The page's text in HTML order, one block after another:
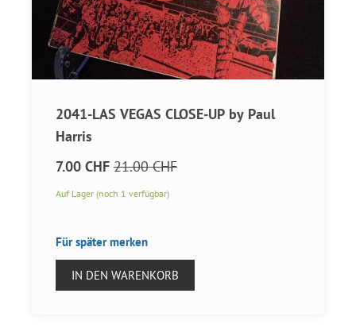
2041-LAS VEGAS CLOSE-UP by Paul
Harris
7.00 CHF 21.00 CHF
Auf Lager (noch 1 verfügbar)
Für später merken
IN DEN WARENKORB